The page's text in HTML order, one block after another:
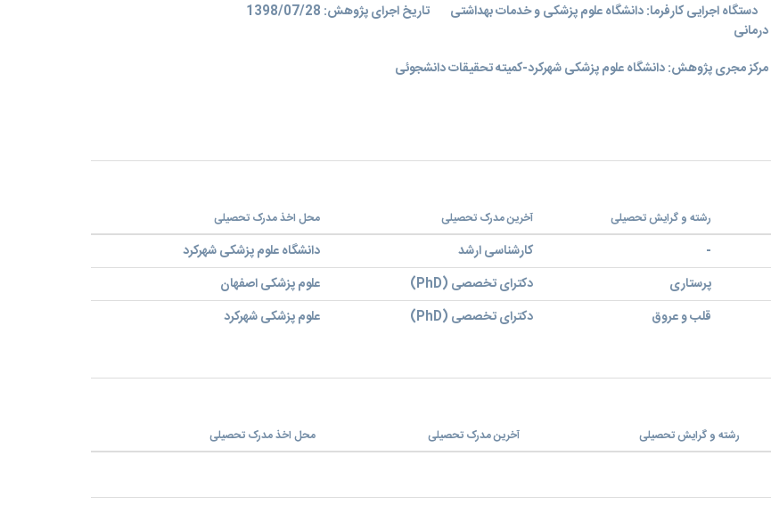
دستگاه اجرایی کارفرما: دانشگاه علوم پزشکی و خدمات بهداشتی
درمانی
تاریخ اجرای پژوهش: 1398/07/28
مرکز مجری پژوهش: دانشگاه علوم پزشکی شهرکرد-کمیته تحقیقات دانشجوئی
رشته و گرایش تحصیلی آخرین مدرک تحصیلی محل اخذ مدرک تحصیلی
- کارشناسی ارشد
دانشگاه علوم پزشکی شهرکرد
پرستاری دکترای تخصصی (PhD)
علوم پزشکی اصفهان
قلب و عروق دکترای تخصصی (PhD) علوم پزشکی شهرکرد
رشته و گرایش تحصیلی آخرین مدرک تحصیلی محل اخذ مدرک تحصیلی